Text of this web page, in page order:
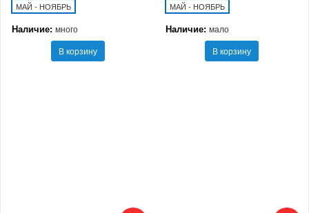
МАЙ - НОЯБРЬ
Наличие: много
В корзину
МАЙ - НОЯБРЬ
Наличие: мало
В корзину